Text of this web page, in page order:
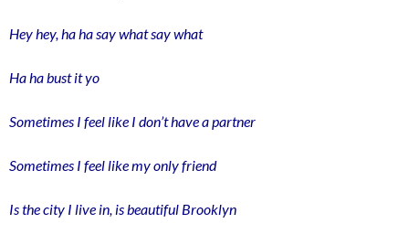
Hey hey, ha ha say what say what
Ha ha bust it yo
Sometimes I feel like I don’t have a partner
Sometimes I feel like my only friend
Is the city I live in, is beautiful Brooklyn